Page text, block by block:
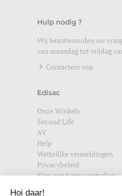
Hulp nodig ?
Wij beantwoorden uw
van maandag tot vrijdag
Contacteer ons
Edisac
Onze Winkels
Second Life
AV
Help
Wettelijke vermeldingen
Privacybeleid
Kom ons team versterken